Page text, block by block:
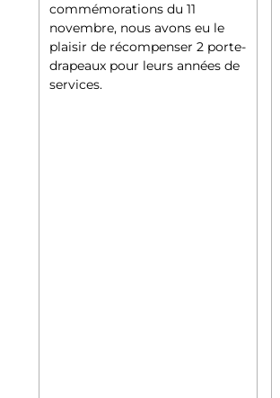
commémorations du 11
novembre, nous avons eu le
plaisir de récompenser 2 porte-
drapeaux pour leurs années de
services.